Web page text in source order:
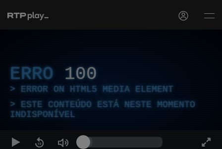
ERRO 100
ERROR ON HTML5 MEDIA ELEMENT
ESTE CONTEÚDO ESTÁ NESTE MOMENTO
INDISPONÍVEL